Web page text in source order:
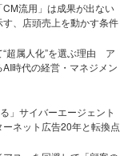
流用」は成果が出ない
、店頭売上を動かす条件
超属人化”を選ぶ理由 ア
時代の経営・マネジメン
る」サイバーエージェント
ネット広告20年と転換点